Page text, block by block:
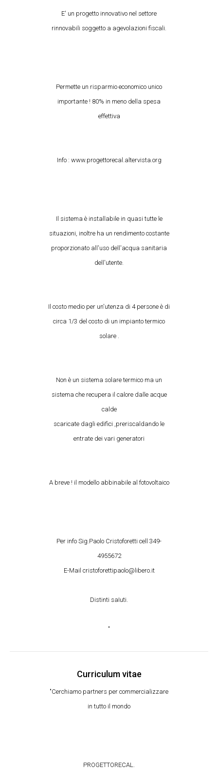
E' un progetto innovativo nel settore
rinnovabili soggetto a agevolazioni fiscali.
Permette un risparmio economico unico
importante ! 80% in meno della spesa
effettiva
Info : www.progettorecal.altervista.org
Il sistema è installabile in quasi tutte le
situazioni, inoltre ha un rendimento costante
proporzionato all'uso dell'acqua sanitaria
dell'utente.
Il costo medio per un'utenza di 4 persone è di
circa 1/3 del costo di un impianto termico
solare .
Non è un sistema solare termico ma un
sistema che recupera il calore dalle acque
calde
scaricate dagli edifici ,preriscaldando le
entrate dei vari generatori
A breve ! il modello abbinabile al fotovoltaico
Per info Sig.Paolo Cristoforetti cell 349-
4955672
E-Mail cristoforettipaolo@libero.it
Distinti saIuti.
"
Curriculum vitae
"Cerchiamo partners per commercializzare
in tutto il mondo
PROGETTORECAL.